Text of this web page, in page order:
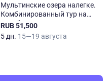
Мультинские озера налегке.
Комбинированный тур на
Алтай
RUB 51,500
5 дн. 15—19 августа